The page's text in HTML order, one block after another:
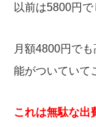
以前は5800円
月額4800円で
能がついていて
これは無駄な出